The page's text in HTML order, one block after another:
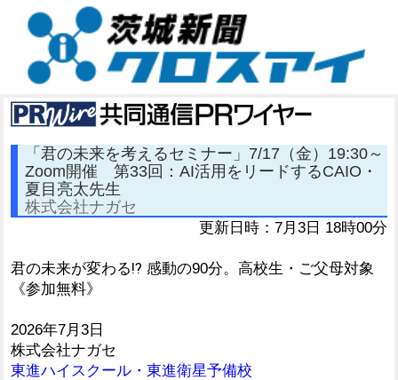
「君の未来を考えるセミナー」7/17（金）19:30～
Zoom開催 第33回：AI活用をリードするCAIO・
夏目亮太先生
株式会社ナガセ
更新日時：7月3日 18時00分
君の未来が変わる⁉ 感動の90分。高校生・ご父母対象
《参加無料》
2026年7月3日
株式会社ナガセ
東進ハイスクール・東進衛星予備校